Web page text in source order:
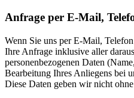
Anfrage per E-Mail,
Wenn Sie uns per E-Mail,
Ihre Anfrage inklusive aller
personenbezogenen Daten
Bearbeitung Ihres Anliegens bei
Diese Daten geben wir nicht